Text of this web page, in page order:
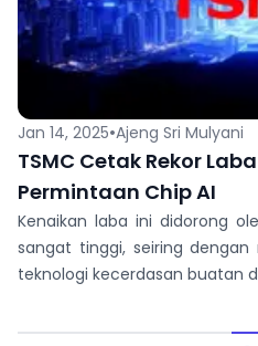
Jan 14, 2025•Ajeng Sri Mulyani
TSMC Cetak Rekor
Permintaan Chip AI
Kenaikan laba ini didorong
sangat tinggi, seiring
teknologi kecerdasan buatan